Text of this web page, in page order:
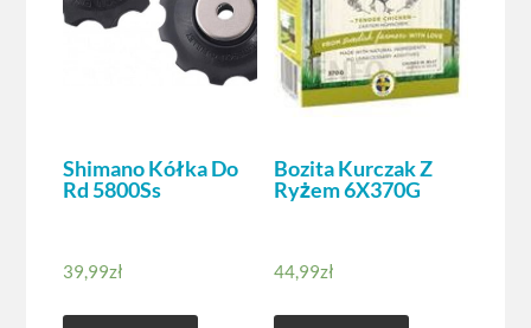
Shimano Kółka Do
Rd 5800Ss
39,99zł
Bozita Kurczak Z
Ryżem 6X370G
44,99zł